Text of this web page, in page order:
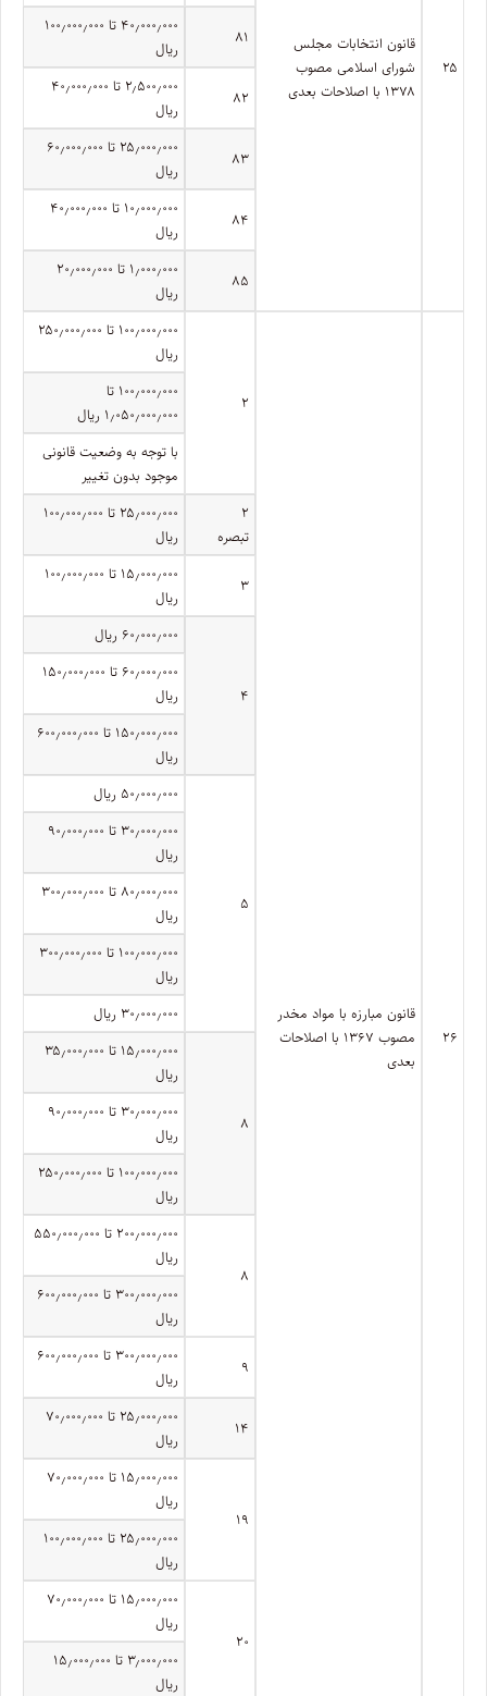
۲۵
قانون انتخابات مجلس
شورای اسلامی مصوب
۱۳۷۸ با اصلاحات بعدی
۸۱
۴۰٫۰۰۰٫۰۰۰ تا ۱۰۰٫۰۰۰٫۰۰۰
ریال
۸۲
۲٫۵۰۰٫۰۰۰ تا ۴۰٫۰۰۰٫۰۰۰
ریال
۸۳
۲۵٫۰۰۰٫۰۰۰ تا ۶۰٫۰۰۰٫۰۰۰
ریال
۸۴
۱۰٫۰۰۰٫۰۰۰ تا ۴۰٫۰۰۰٫۰۰۰
ریال
۸۵
۱٫۰۰۰٫۰۰۰ تا ۲۰٫۰۰۰٫۰۰۰
ریال
۲۶
قانون مبارزه با مواد مخدر
مصوب ۱۳۶۷ با اصلاحات
بعدی
۲
۱۰۰٫۰۰۰٫۰۰۰ تا ۲۵۰٫۰۰۰٫۰۰۰
ریال
۱۰۰٫۰۰۰٫۰۰۰ تا
۱٫۰۵۰٫۰۰۰٫۰۰۰ ریال
با توجه به وضعیت قانونی
موجود بدون تغییر
۲
تبصره
۲۵٫۰۰۰٫۰۰۰ تا ۱۰۰٫۰۰۰٫۰۰۰
ریال
۳
۱۵٫۰۰۰٫۰۰۰ تا ۱۰۰٫۰۰۰٫۰۰۰
ریال
۴
۶۰٫۰۰۰٫۰۰۰ ریال
۶۰٫۰۰۰٫۰۰۰ تا ۱۵۰٫۰۰۰٫۰۰۰
ریال
۱۵۰٫۰۰۰٫۰۰۰ تا ۶۰۰٫۰۰۰٫۰۰۰
ریال
۵
۵۰٫۰۰۰٫۰۰۰ ریال
۳۰٫۰۰۰٫۰۰۰ تا ۹۰٫۰۰۰٫۰۰۰
ریال
۸۰٫۰۰۰٫۰۰۰ تا ۳۰۰٫۰۰۰٫۰۰۰
ریال
۱۰۰٫۰۰۰٫۰۰۰ تا ۳۰۰٫۰۰۰٫۰۰۰
ریال
۳۰٫۰۰۰٫۰۰۰ ریال
۸
۱۵٫۰۰۰٫۰۰۰ تا ۳۵٫۰۰۰٫۰۰۰
ریال
۳۰٫۰۰۰٫۰۰۰ تا ۹۰٫۰۰۰٫۰۰۰
ریال
۱۰۰٫۰۰۰٫۰۰۰ تا ۲۵۰٫۰۰۰٫۰۰۰
ریال
۸
۲۰۰٫۰۰۰٫۰۰۰ تا ۵۵۰٫۰۰۰٫۰۰۰
ریال
۳۰۰٫۰۰۰٫۰۰۰ تا ۶۰۰٫۰۰۰٫۰۰۰
ریال
۹
۳۰۰٫۰۰۰٫۰۰۰ تا ۶۰۰٫۰۰۰٫۰۰۰
ریال
۱۴
۲۵٫۰۰۰٫۰۰۰ تا ۷۰٫۰۰۰٫۰۰۰
ریال
۱۹
۱۵٫۰۰۰٫۰۰۰ تا ۷۰٫۰۰۰٫۰۰۰
ریال
۲۵٫۰۰۰٫۰۰۰ تا ۱۰۰٫۰۰۰٫۰۰۰
ریال
۲۰
۱۵٫۰۰۰٫۰۰۰ تا ۷۰٫۰۰۰٫۰۰۰
ریال
۳٫۰۰۰٫۰۰۰ تا ۱۵٫۰۰۰٫۰۰۰
ریال